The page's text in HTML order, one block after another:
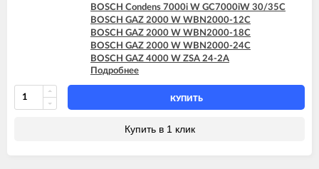
BOSCH Condens 7000i W GC7000iW 30/35C
BOSCH GAZ 2000 W WBN2000-12C
BOSCH GAZ 2000 W WBN2000-18C
BOSCH GAZ 2000 W WBN2000-24C
BOSCH GAZ 4000 W ZSA 24-2A
BOSCH GAZ 4000 W ZSA 24-2K
BOSCH GAZ 4000 W ZWA 24-2A
BOSCH GAZ 4000 W ZWA 24-2K
BOSCH GAZ 6000 W WBN6000 12C
BOSCH GAZ 6000 W WBN6000 24C
Подробнее
КУПИТЬ
Купить в 1 клик